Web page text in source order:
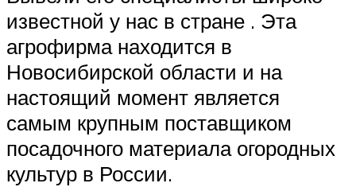
известной у нас в стране . Эта
агрофирма находится в
Новосибирской области и на
настоящий момент является
самым крупным поставщиком
посадочного материала огородных
культур в России.